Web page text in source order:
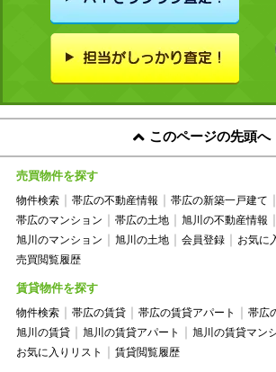
このページの先頭へ
売買物件を探す
物件検索 帯広の不動産情報 帯広の新築一戸建て
帯広のマンション
帯広の土地 旭川の不動産情報
旭川のマンション
旭川の土地 会員登録
お気に
売買閲覧履歴
賃貸物件を探す
物件検索 帯広の賃貸 帯広の賃貸アパート
帯広
旭川の賃貸
旭川の賃貸アパート
旭川の賃貸マン
お気に入りリスト
賃貸閲覧履歴